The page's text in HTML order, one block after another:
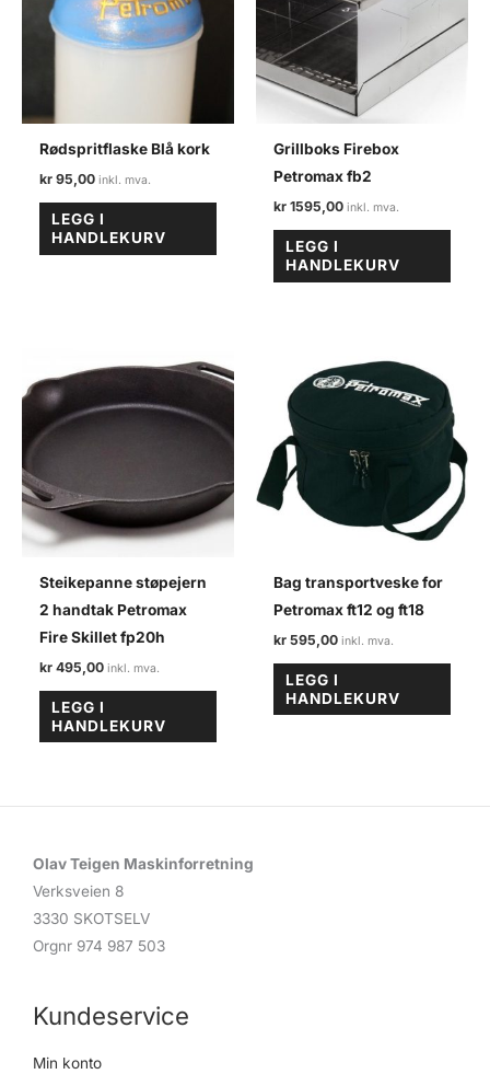
Rødspritflaske Blå kork
kr 95,00
LEGG I
HANDLEKURV
Grillboks Firebox
Petromax fb2
kr 1595,00
LEGG I
HANDLEKURV
Steikepanne støpejern
2 handtak Petromax
Fire Skillet fp20h
kr 495,00
LEGG I
HANDLEKURV
Bag transportveske for
Petromax ft12 og ft18
kr 595,00
LEGG I
HANDLEKURV
Olav Teigen Maskinforretning
Verksveien 8
3330 SKOTSELV
Orgnr 974 987 503
Kundeservice
Min konto